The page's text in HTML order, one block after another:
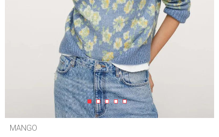
1 2 3 4 5
MANGO